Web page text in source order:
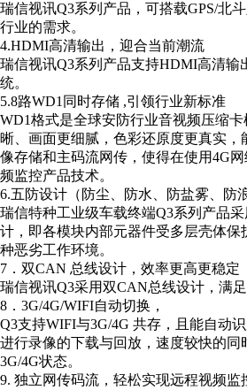
瑞信视讯Q3系列产品，可搭载GPS/北
行业的需求。
4.HDMI高清输出，迎合当前潮流
瑞信视讯Q3系列产品支持HDMI高清
统。
5.8路WD1同时存储 ,引领行业新标准
WD1格式是全球安防行业音视频压缩
晰、画面更细腻，色彩还原度更真实
像存储和主码流网传，使得在使用4G
频监控产品技术。
6.五防设计（防尘、防水、防盐雾、防
瑞信特种工业级车载终端Q3系列产品
计，即各模块内部元器件受多层壳体
种恶劣工作环境。
7．双CAN 总线设计，效率更高更稳定
瑞信视讯Q3采用双CAN总线设计，满
8．3G/4G/WIFI自动切换，
Q3支持WIFI与3G/4G 共存，且能自动
进行录像的下载与回放，速度较快的
3G/4G状态。
9. 独立网传码流，轻松实现远程视频监